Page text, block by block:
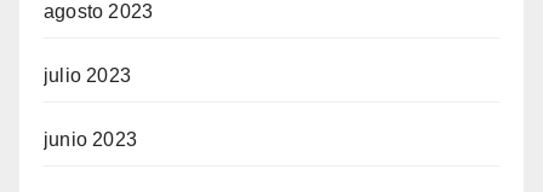
agosto 2023
julio 2023
junio 2023